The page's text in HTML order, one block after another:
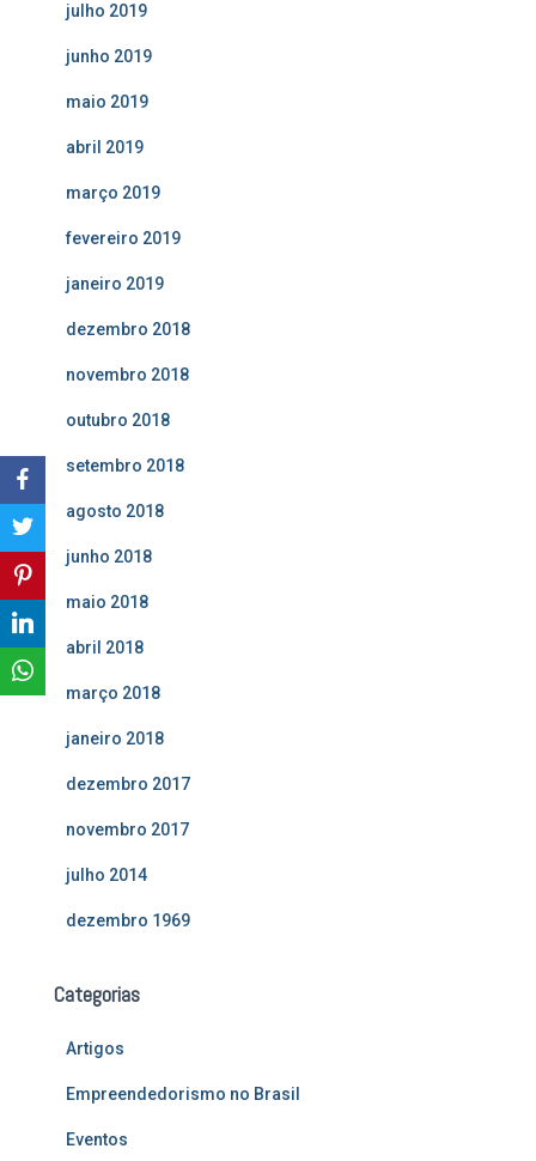
julho 2019
junho 2019
maio 2019
abril 2019
março 2019
fevereiro 2019
janeiro 2019
dezembro 2018
novembro 2018
outubro 2018
setembro 2018
agosto 2018
junho 2018
maio 2018
abril 2018
março 2018
janeiro 2018
dezembro 2017
novembro 2017
julho 2014
dezembro 1969
Categorias
Artigos
Empreendedorismo no Brasil
Eventos